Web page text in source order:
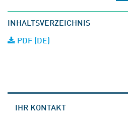
INHALTSVERZEICHNIS
PDF (DE)
IHR KONTAKT